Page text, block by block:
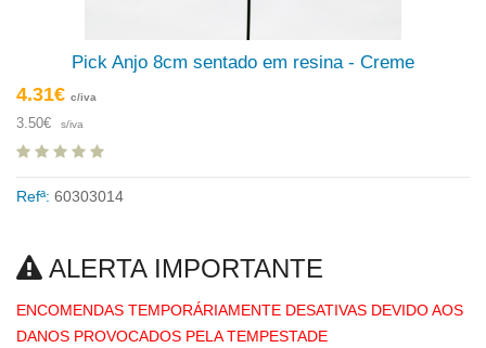
Pick Anjo 8cm sentado em resina - Creme
4.31€ c/iva
3.50€ s/iva
Refª: 60303014
ALERTA IMPORTANTE
ENCOMENDAS TEMPORÁRIAMENTE DESATIVAS DEVIDO AOS
DANOS PROVOCADOS PELA TEMPESTADE